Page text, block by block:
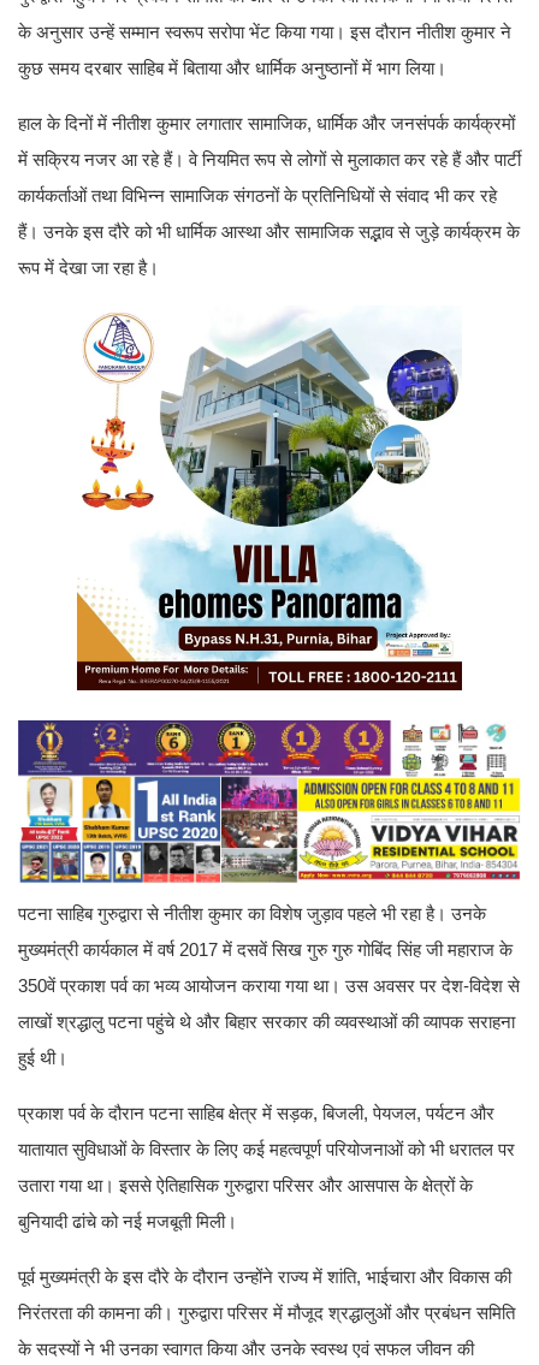
के अनुसार उन्हें सम्मान स्वरूप सरोपा भेंट किया गया। इस दौरान नीतीश कुमार ने
कुछ समय दरबार साहिब में बिताया और धार्मिक अनुष्ठानों में भाग लिया।
हाल के दिनों में नीतीश कुमार लगातार सामाजिक, धार्मिक और जनसंपर्क कार्यक्रमों
में सक्रिय नजर आ रहे हैं। वे नियमित रूप से लोगों से मुलाकात कर रहे हैं और पार्टी
कार्यकर्ताओं तथा विभिन्न सामाजिक संगठनों के प्रतिनिधियों से संवाद भी कर रहे
हैं। उनके इस दौरे को भी धार्मिक आस्था और सामाजिक सद्भाव से जुड़े कार्यक्रम के
रूप में देखा जा रहा है।
पटना साहिब गुरुद्वारा से नीतीश कुमार का विशेष जुड़ाव पहले भी रहा है। उनके
मुख्यमंत्री कार्यकाल में वर्ष 2017 में दसवें सिख गुरु गुरु गोबिंद सिंह जी महाराज के
350वें प्रकाश पर्व का भव्य आयोजन कराया गया था। उस अवसर पर देश-विदेश से
लाखों श्रद्धालु पटना पहुंचे थे और बिहार सरकार की व्यवस्थाओं की व्यापक सराहना
हुई थी।
प्रकाश पर्व के दौरान पटना साहिब क्षेत्र में सड़क, बिजली, पेयजल, पर्यटन और
यातायात सुविधाओं के विस्तार के लिए कई महत्वपूर्ण परियोजनाओं को भी धरातल पर
उतारा गया था। इससे ऐतिहासिक गुरुद्वारा परिसर और आसपास के क्षेत्रों के
बुनियादी ढांचे को नई मजबूती मिली।
पूर्व मुख्यमंत्री के इस दौरे के दौरान उन्होंने राज्य में शांति, भाईचारा और विकास की
निरंतरता की कामना की। गुरुद्वारा परिसर में मौजूद श्रद्धालुओं और प्रबंधन समिति
के सदस्यों ने भी उनका स्वागत किया और उनके स्वस्थ एवं सफल जीवन की